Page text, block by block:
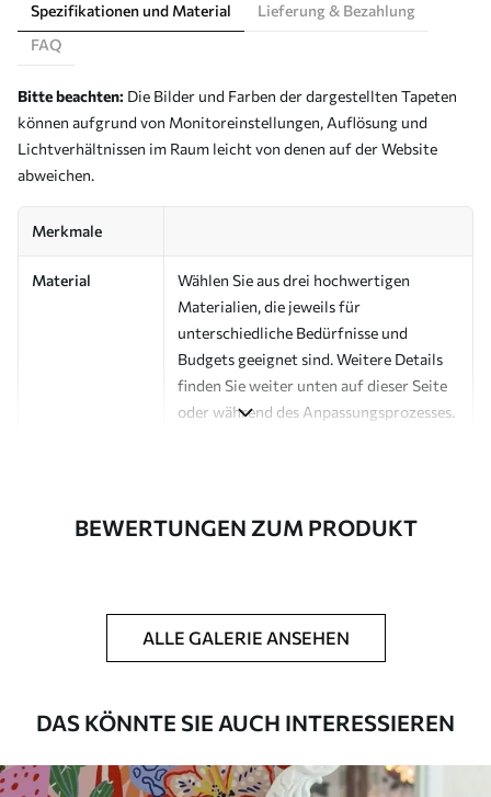
Spezifikationen und Material
Lieferung & Bezahlung
FAQ
Bitte beachten: Die Bilder und Farben der dargestellten Tapeten
können aufgrund von Monitoreinstellungen, Auflösung und
Lichtverhältnissen im Raum leicht von denen auf der Website
abweichen.
Merkmale
Material
Wählen Sie aus drei hochwertigen
Materialien, die jeweils für
unterschiedliche Bedürfnisse und
Budgets geeignet sind. Weitere Details
finden Sie weiter unten auf dieser Seite
oder während des Anpassungsprozesses.
bis zu 50 cm Breite geliefert.
Optionen
und/oder Tapetenkleber.
Schwamm gereinigt werden.
BEWERTUNGEN ZUM PRODUKT
ALLE GALERIE ANSEHEN
DAS KÖNNTE SIE AUCH INTERESSIEREN